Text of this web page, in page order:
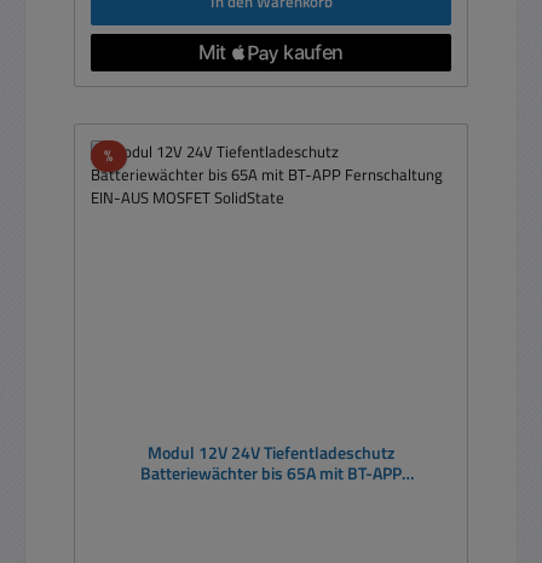
%Rabatt
Modul 12V 24V Tiefentladeschutz
Batteriewächter bis 65A mit BT-APP